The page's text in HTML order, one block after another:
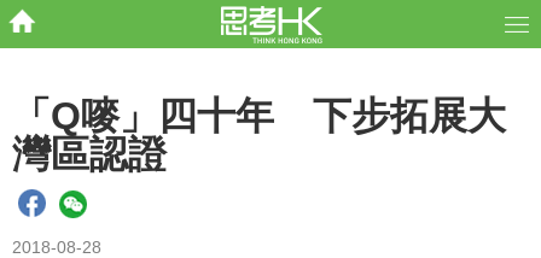
「Q嘜」四十年 下步拓展大
灣區認證
2018-08-28